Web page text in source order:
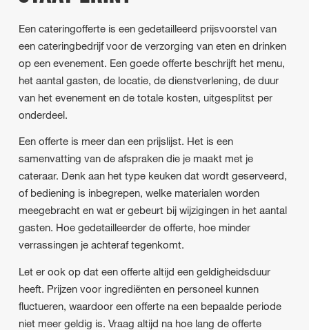
Een cateringofferte is een gedetailleerd prijsvoorstel van
een cateringbedrijf voor de verzorging van eten en drinken
op een evenement. Een goede offerte beschrijft het menu,
het aantal gasten, de locatie, de dienstverlening, de duur
van het evenement en de totale kosten, uitgesplitst per
onderdeel.
Een offerte is meer dan een prijslijst. Het is een
samenvatting van de afspraken die je maakt met je
cateraar. Denk aan het type keuken dat wordt geserveerd,
of bediening is inbegrepen, welke materialen worden
meegebracht en wat er gebeurt bij wijzigingen in het aantal
gasten. Hoe gedetailleerder de offerte, hoe minder
verrassingen je achteraf tegenkomt.
Let er ook op dat een offerte altijd een geldigheidsduur
heeft. Prijzen voor ingrediënten en personeel kunnen
fluctueren, waardoor een offerte na een bepaalde periode
niet meer geldig is. Vraag altijd na hoe lang de offerte